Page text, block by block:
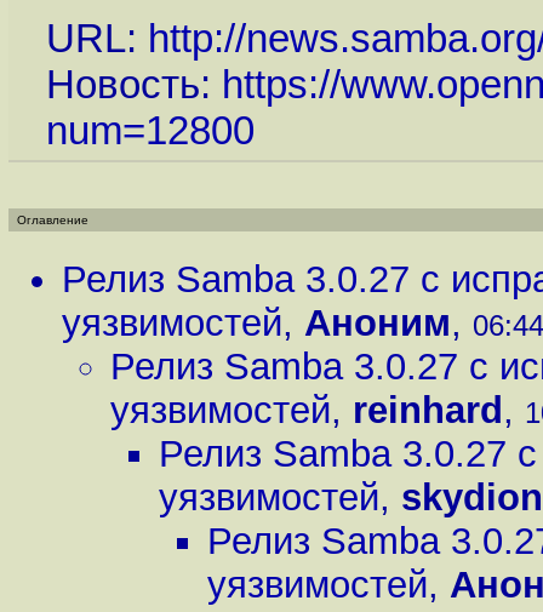
URL: http://
Новость: https://
num=12800
Оглавление
Релиз Samba 3.0.27 с
уязвимостей, Аноним,
Релиз Samba 3.0.27 с
уязвимостей, reinhard ,
Релиз Samba 3.0.27
уязвимостей, skydion
Релиз Samba
уязвимостей,